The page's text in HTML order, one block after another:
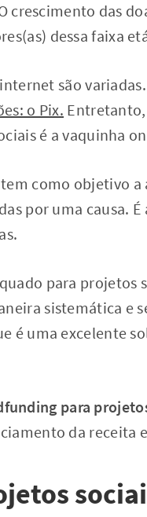
crescimento das
dessa faixa
são
o Pix.
é a vaquinha
tem como objetivo a
por uma causa.
para projetos
sistemática e
é uma excelente
para
da receita